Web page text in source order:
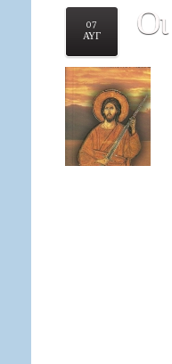
07
ΑΥΓ
Οι